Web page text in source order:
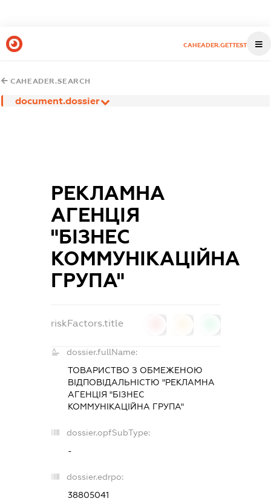
CAHEADER.GETTEST
CAHEADER.SEARCH
document.dossier
РЕКЛАМНА
АГЕНЦІЯ
"БІЗНЕС
КОММУНІКАЦІЙНА
ГРУПА"
riskFactors.title
dossier.fullName:
ТОВАРИСТВО З ОБМЕЖЕНОЮ
ВІДПОВІДАЛЬНІСТЮ "РЕКЛАМНА
АГЕНЦІЯ "БІЗНЕС
КОММУНІКАЦІЙНА ГРУПА"
dossier.opfSubType:
-
dossier.edrpo:
38805041